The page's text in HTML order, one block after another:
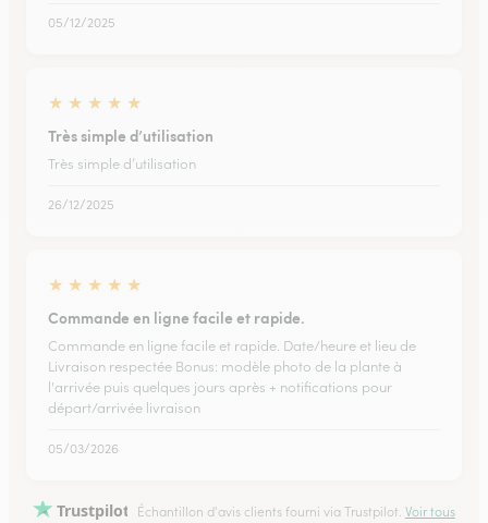
05/12/2025
★ ★ ★ ★ ★
Très simple d’utilisation
Très simple d’utilisation
26/12/2025
★ ★ ★ ★ ★
Commande en ligne facile et rapide.
Commande en ligne facile et rapide. Date/heure et lieu de
Livraison respectée Bonus: modèle photo de la plante à
l'arrivée puis quelques jours après + notifications pour
départ/arrivée livraison
05/03/2026
Trustpilot Échantillon d'avis clients fourni via Trustpilot. Voir tous